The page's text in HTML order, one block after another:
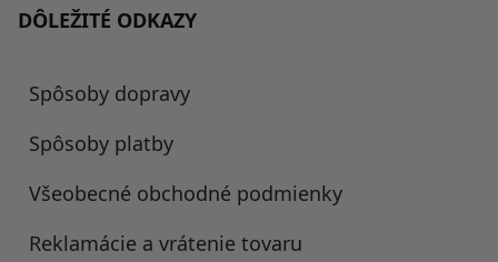
DÔLEŽITÉ ODKAZY
Spôsoby dopravy
Spôsoby platby
Všeobecné obchodné podmienky
Reklamácie a vrátenie tovaru